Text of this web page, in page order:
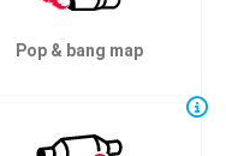
Pop & bang map